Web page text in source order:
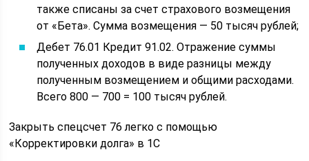
также списаны за счет страхового возмещения
от «Бета». Сумма возмещения — 50 тысяч рублей;
Дебет 76.01 Кредит 91.02. Отражение суммы
полученных доходов в виде разницы между
полученным возмещением и общими расходами.
Всего 800 — 700 = 100 тысяч рублей.
Закрыть спецсчет 76 легко с помощью
«Корректировки долга» в 1С